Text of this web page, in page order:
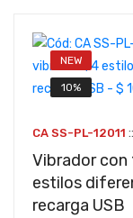
NEW
10%
CA SS-PL-12011 ::
Vibrador con
estilos
recarga USB